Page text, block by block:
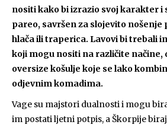
nositi kako bi izrazio svoj karakter i
pareo, savršen za slojevito
hlača ili traperica. Lavovi bi trebali
koji mogu nositi na različite načine,
oversize košulje koje se lako
odjevnim komadima.
Vage su majstori dualnosti i mogu
im postati ljetni potpis, a Škorpije